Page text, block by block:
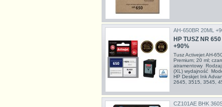
AH-650BR 20ML
HP TUSZ NR
+90%
Tusz Activejet AH-
Premium; 20 ml;
atramentowy
(XL) wydajność
HP Deskjet Ink
2645, 3515, 3545,
CZ101AE BHK